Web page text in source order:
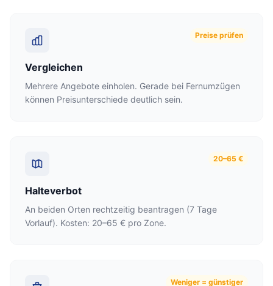
Preise prüfen
Vergleichen
Mehrere Angebote einholen. Gerade bei Fernumzügen
können Preisunterschiede deutlich sein.
20–65 €
Halteverbot
An beiden Orten rechtzeitig beantragen (7 Tage
Vorlauf). Kosten: 20–65 € pro Zone.
Weniger = günstiger